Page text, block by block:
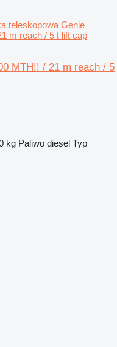
teleskopowa Genie
m reach / 5 t lift cap
MTH!! / 21 m reach / 5
kg Paliwo diesel Typ